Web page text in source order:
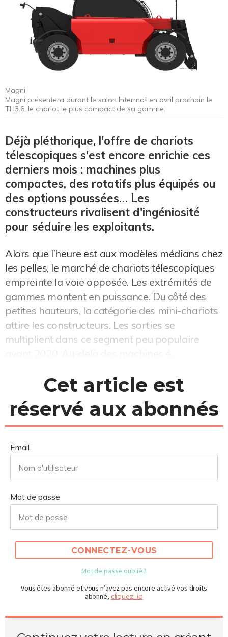
Magni
Magni présentera durant le salon Intermat en avril prochain le
TH3.6, le chariot le plus compact de sa gamme.
Déjà pléthorique, l'offre de chariots
télescopiques s'est encore enrichie ces
derniers mois : machines plus
compactes, des rotatifs plus équipés ou
des options poussées… Les
constructeurs rivalisent d'ingéniosité
pour séduire les exploitants.
Alors que l’heure est aux modèles médians chez
les pelles, le marché de chariots télescopiques
empreinte la voie opposée. Les extrémités de
gammes montent en puissance. Du côté des
petites hauteurs, la catégorie des mini-chariots
attire les constructeurs. Les sorties se
multiplient dans ce segment peu populaire
Cet article est
réservé aux abonnés
Email
Mot de passe
CONNECTEZ-VOUS
Mot de passe oublié ?
Vous êtes abonné et vous n’avez pas encore activé vos droits
abonné, cliquez-ici